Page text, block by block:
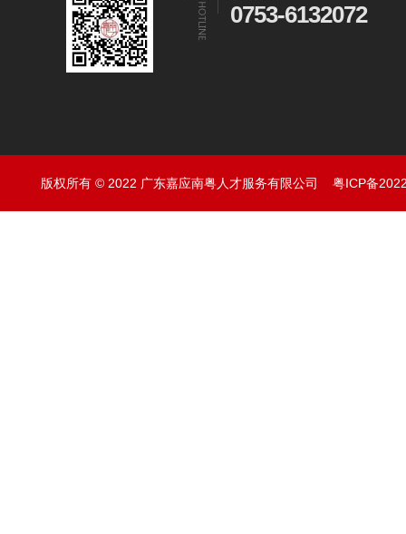
0753-6132072
版权所有 © 2022 广东嘉应南粤人才服务有限公司 粤ICP备